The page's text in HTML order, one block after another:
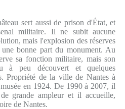
sert aussi de prison d'État, et
militaire. Il ne subit aucune
mais l'explosion des réserves
bonne part du monument. Au
sa fonction militaire, mais son
à peu découvert et quelques
Propriété de la ville de Nantes à
en 1924. De 1990 à 2007, il
grande ampleur et il accueille,
de Nantes.